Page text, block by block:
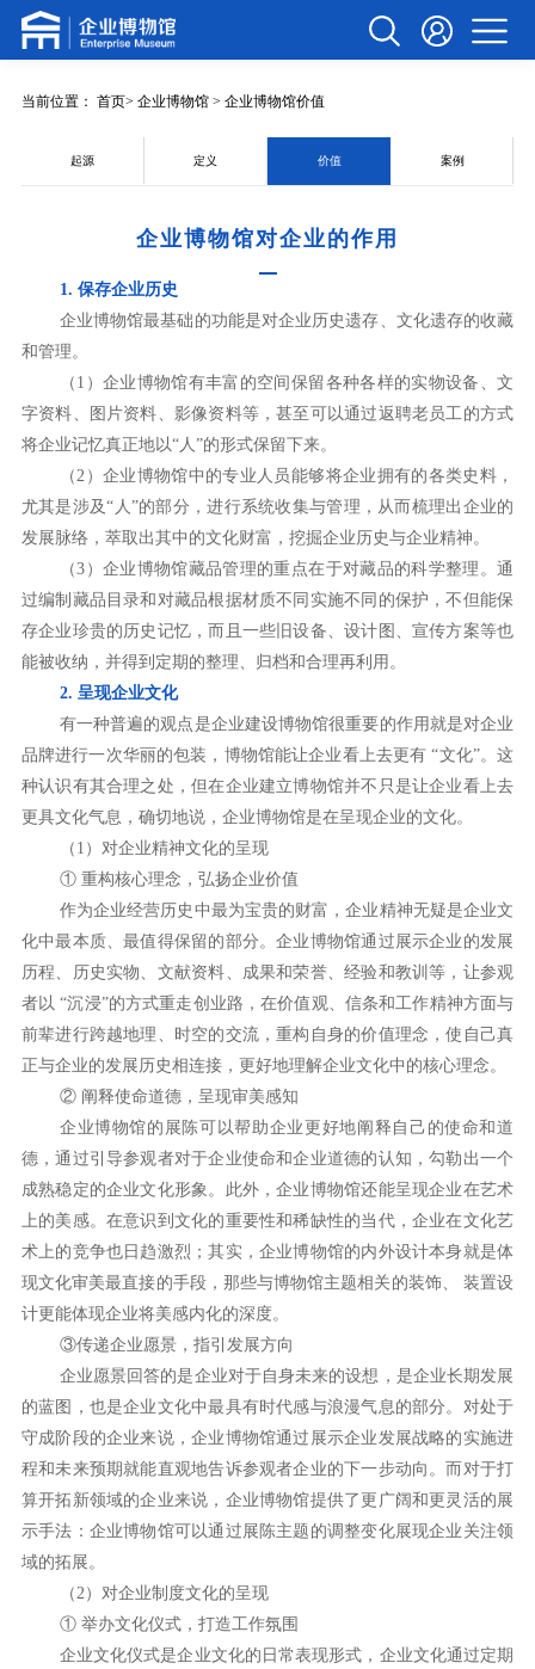
当前位置： 首页> 企业博物馆 > 企业博物馆价值
起源 定义 价值 案例
企业博物馆对企业的作用
1. 保存企业历史
企业博物馆最基础的功能是对企业历史遗存、文化遗存的收藏
和管理。
（1）企业博物馆有丰富的空间保留各种各样的实物设备、文
字资料、图片资料、影像资料等，甚至可以通过返聘老员工的方式
将企业记忆真正地以“人”的形式保留下来。
（2）企业博物馆中的专业人员能够将企业拥有的各类史料，
尤其是涉及“人”的部分，进行系统收集与管理，从而梳理出企业的
发展脉络，萃取出其中的文化财富，挖掘企业历史与企业精神。
（3）企业博物馆藏品管理的重点在于对藏品的科学整理。通
过编制藏品目录和对藏品根据材质不同实施不同的保护，不但能保
存企业珍贵的历史记忆，而且一些旧设备、设计图、宣传方案等也
能被收纳，并得到定期的整理、归档和合理再利用。
2. 呈现企业文化
有一种普遍的观点是企业建设博物馆很重要的作用就是对企业
品牌进行一次华丽的包装，博物馆能让企业看上去更有 “文化”。这
种认识有其合理之处，但在企业建立博物馆并不只是让企业看上去
更具文化气息，确切地说，企业博物馆是在呈现企业的文化。
（1）对企业精神文化的呈现
① 重构核心理念，弘扬企业价值
作为企业经营历史中最为宝贵的财富，企业精神无疑是企业文
化中最本质、最值得保留的部分。企业博物馆通过展示企业的发展
历程、历史实物、文献资料、成果和荣誉、经验和教训等，让参观
者以 “沉浸”的方式重走创业路，在价值观、信条和工作精神方面与
前辈进行跨越地理、时空的交流，重构自身的价值理念，使自己真
正与企业的发展历史相连接，更好地理解企业文化中的核心理念。
② 阐释使命道德，呈现审美感知
企业博物馆的展陈可以帮助企业更好地阐释自己的使命和道
德，通过引导参观者对于企业使命和企业道德的认知，勾勒出一个
成熟稳定的企业文化形象。此外，企业博物馆还能呈现企业在艺术
上的美感。在意识到文化的重要性和稀缺性的当代，企业在文化艺
术上的竞争也日趋激烈；其实，企业博物馆的内外设计本身就是体
现文化审美最直接的手段，那些与博物馆主题相关的装饰、 装置设
计更能体现企业将美感内化的深度。
③传递企业愿景，指引发展方向
企业愿景回答的是企业对于自身未来的设想，是企业长期发展
的蓝图，也是企业文化中最具有时代感与浪漫气息的部分。对处于
守成阶段的企业来说，企业博物馆通过展示企业发展战略的实施进
程和未来预期就能直观地告诉参观者企业的下一步动向。而对于打
算开拓新领域的企业来说，企业博物馆提供了更广阔和更灵活的展
示手法：企业博物馆可以通过展陈主题的调整变化展现企业关注领
域的拓展。
（2）对企业制度文化的呈现
① 举办文化仪式，打造工作氛围
企业文化仪式是企业文化的日常表现形式，企业文化通过定期